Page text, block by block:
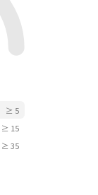
≥ 5
≥ 15
≥ 35